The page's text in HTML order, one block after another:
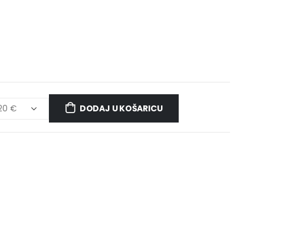
DODAJ U KOŠARICU